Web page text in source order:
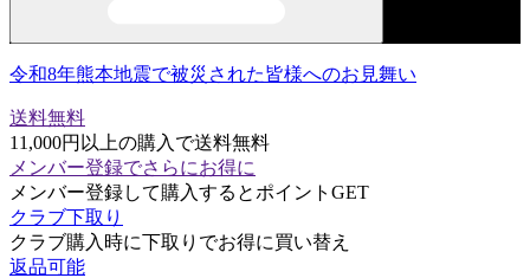
令和8年熊本地震で被災された皆様へのお見舞い
送料無料
11,000円以上の購入で送料無料
メンバー登録でさらにお得に
メンバー登録して購入するとポイントGET
クラブ下取り
クラブ購入時に下取りでお得に買い替え
返品可能